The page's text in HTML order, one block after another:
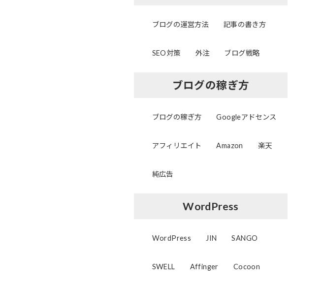
ブログの運営方法 記事の書き方
SEO対策 外注 ブログ戦略
ブログの稼ぎ方
ブログの稼ぎ方 Googleアドセンス
アフィリエイト Amazon 楽天
純広告
WordPress
WordPress JIN SANGO
SWELL Affinger Cocoon